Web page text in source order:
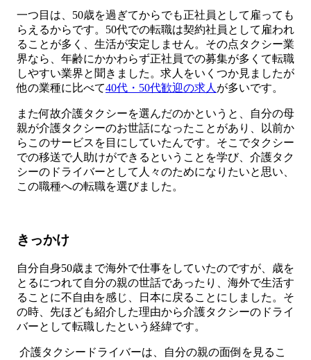
一つ目は、50歳を過ぎてからでも正社員として雇っても
らえるからです。50代での転職は契約社員として雇われ
ることが多く、生活が安定しません。その点タクシー業
界なら、年齢にかかわらず正社員での募集が多くて転職
しやすい業界と聞きました。求人をいくつか見ましたが
他の業種に比べて40代・50代歓迎の求人 が多いです。
また何故介護タクシーを選んだのかというと、自分の母
親が介護タクシーのお世話になったことがあり、以前か
らこのサービスを目にしていたんです。そこでタクシー
での移送で人助けができるということを学び、介護タク
シーのドライバーとして人々のためになりたいと思い、
この職種への転職を選びました。
きっかけ
自分自身50歳まで海外で仕事をしていたのですが、歳を
とるにつれて自分の親の世話であったり、海外で生活す
ることに不自由を感じ、日本に戻ることにしました。そ
の時、先ほども紹介した理由から介護タクシーのドライ
バーとして転職したという経緯です。
介護タクシードライバーは、自分の親の面倒を見るこ